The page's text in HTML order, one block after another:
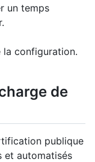
un temps
la configuration.
de
publique
et automatisés